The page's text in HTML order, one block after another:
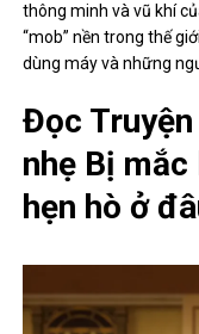
thông minh và vũ khí
“mob” nền trong thế
dùng máy và những
Đọc
nhẹ Bị
hẹn hò ở